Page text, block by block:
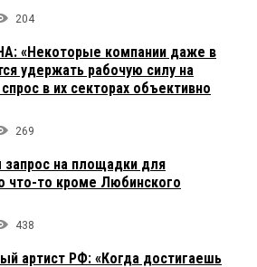
смысл теперь рассуждать?
написали
в СССР
цинник, невоспитанный мамой
или просто тролль за плюшки
204
«Некоторые компании даже в
удержать рабочую силу на
в их секторах объективно
269
запрос на площадки для
что-то кроме Любинского
438
артист РФ: «Когда достигаешь